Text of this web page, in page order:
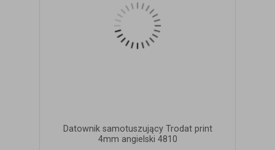
Datownik samotuszujący Trodat print
4mm angielski 4810